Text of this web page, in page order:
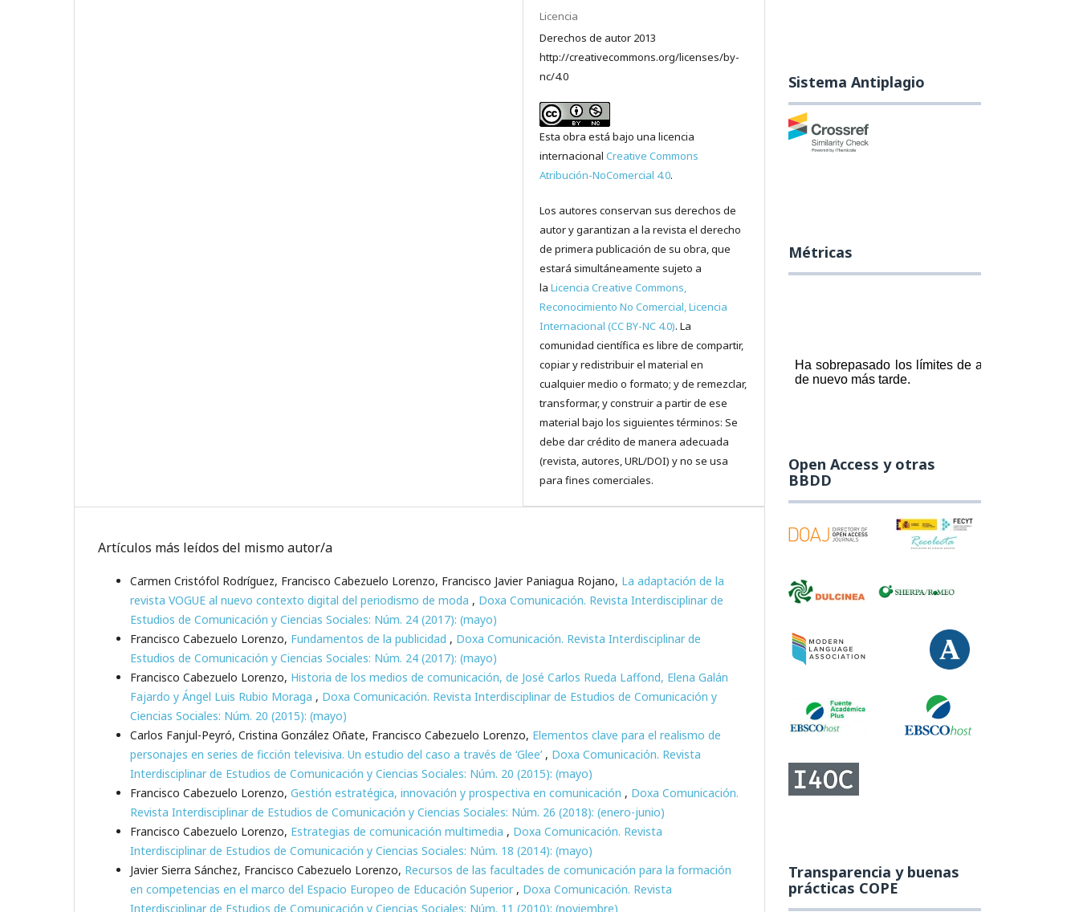
Licencia
Derechos de autor 2013
http://creativecommons.org/licenses/by-
nc/4.0
Esta obra está bajo una licencia
internacionalCreative Commons
Atribución-NoComercial 4.0.
Los autores conservan sus derechos de
autor y garantizan a la revista el derecho
de primera publicación de su obra, que
estará simultáneamente sujeto a
laLicencia Creative Commons,
Reconocimiento No Comercial, Licencia
Internacional (CC BY-NC 4.0). La
comunidad científica es libre de compartir,
copiar y redistribuir el material en
cualquier medio o formato; y de remezclar,
transformar, y construir a partir de ese
material bajo los siguientes términos: Se
debe dar crédito de manera adecuada
(revista, autores, URL/DOI) y no se usa
para fines comerciales.
Artículos más leídos del mismo autor/a
Carmen Cristófol Rodríguez, Francisco Cabezuelo Lorenzo, Francisco Javier Paniagua Rojano, La adaptación de la
revista VOGUE al nuevo contexto digital del periodismo de moda , Doxa Comunicación. Revista Interdisciplinar de
Estudios de Comunicación y Ciencias Sociales: Núm. 24 (2017): (mayo)
Francisco Cabezuelo Lorenzo, Fundamentos de la publicidad , Doxa Comunicación. Revista Interdisciplinar de
Estudios de Comunicación y Ciencias Sociales: Núm. 24 (2017): (mayo)
Francisco Cabezuelo Lorenzo, Historia de los medios de comunicación, de José Carlos Rueda Laffond, Elena Galán
Fajardo y Ángel Luis Rubio Moraga , Doxa Comunicación. Revista Interdisciplinar de Estudios de Comunicación y
Ciencias Sociales: Núm. 20 (2015): (mayo)
Carlos Fanjul-Peyró, Cristina González Oñate, Francisco Cabezuelo Lorenzo, Elementos clave para el realismo de
personajes en series de ficción televisiva. Un estudio del caso a través de ‘Glee’ , Doxa Comunicación. Revista
Interdisciplinar de Estudios de Comunicación y Ciencias Sociales: Núm. 20 (2015): (mayo)
Francisco Cabezuelo Lorenzo, Gestión estratégica, innovación y prospectiva en comunicación , Doxa Comunicación.
Revista Interdisciplinar de Estudios de Comunicación y Ciencias Sociales: Núm. 26 (2018): (enero-junio)
Francisco Cabezuelo Lorenzo, Estrategias de comunicación multimedia , Doxa Comunicación. Revista
Interdisciplinar de Estudios de Comunicación y Ciencias Sociales: Núm. 18 (2014): (mayo)
Javier Sierra Sánchez, Francisco Cabezuelo Lorenzo, Recursos de las facultades de comunicación para la formación
en competencias en el marco del Espacio Europeo de Educación Superior , Doxa Comunicación. Revista
Interdisciplinar de Estudios de Comunicación y Ciencias Sociales: Núm. 11 (2010): (noviembre)
Sistema Antiplagio
Métricas
Open Access y otras
BBDD
Transparencia y buenas
prácticas COPE